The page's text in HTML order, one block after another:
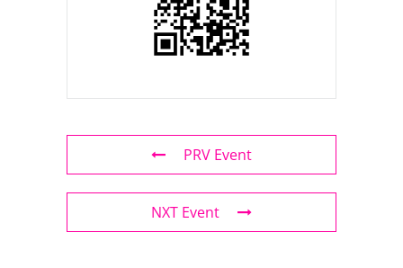
PRV Event
NXT Event